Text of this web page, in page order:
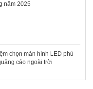
năm 2025
chọn màn hình LED phù
cáo ngoài trời